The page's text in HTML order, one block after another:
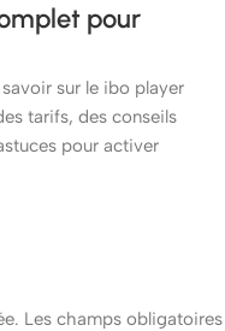
pour
sur le ibo player
tarifs, des conseils
pour activer
Les champs obligatoires